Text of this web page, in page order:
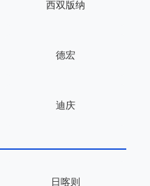
西双版纳
德宏
迪庆
日喀则